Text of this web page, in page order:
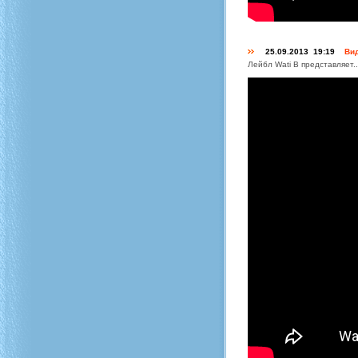
25.09.2013 19:19
Лейбл Wati B представляет...